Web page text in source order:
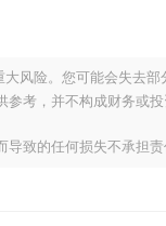
的表现如何?
风险。您可能会失去部
参考，并不构成财务或
致的任何损失不承担责